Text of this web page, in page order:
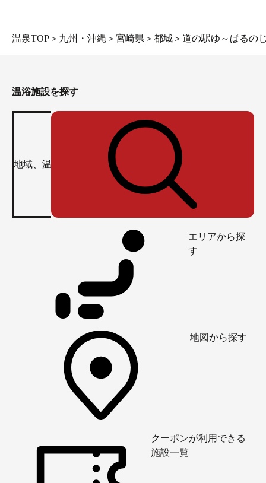
温泉TOP ＞ 九州・沖縄 ＞ 宮崎県 ＞ 都城 ＞ 道の駅ゆ～ぱるの
温浴施設を探す
エリアから探
す
地図から探す
クーポンが利用できる
施設一覧